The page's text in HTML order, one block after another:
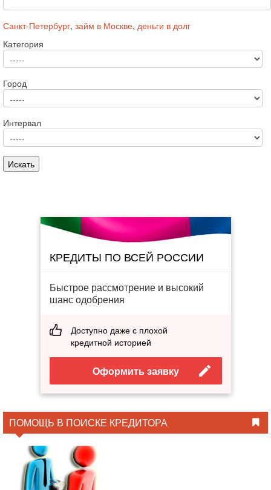
Санкт-Петербург, займ в Москве, деньги в долг
Категория
Город
Интервал
КРЕДИТЫ ПО ВСЕЙ РОССИИ
Быстрое рассмотрение и высокий
шанс одобрения
Доступно даже с плохой
кредитной историей
Оформить заявку
ПОМОЩЬ В ПОИСКЕ КРЕДИТОРА